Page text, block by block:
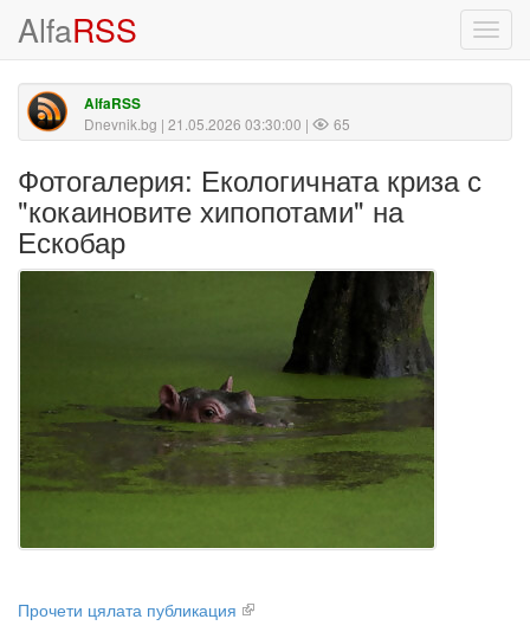
AlfaRSS
AlfaRSS
Dnevnik.bg | 21.05.2026 03:30:00 | 65
Фотогалерия: Екологичната криза с
"кокаиновите хипопотами" на
Ескобар
Прочети цялата публикация